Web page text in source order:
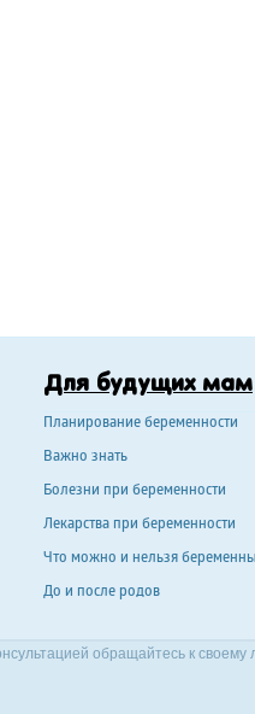
Для будущих мам
Планирование беременности
Важно знать
Болезни при беременности
Лекарства при беременности
Что можно и нельзя
До и после родов
обращайтесь к